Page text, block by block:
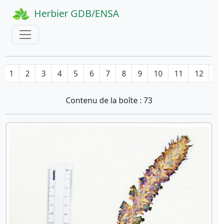
Herbier GDB/ENSA
1 2 3 4 5 6 7 8 9 10 11 12
Contenu de la boîte : 73